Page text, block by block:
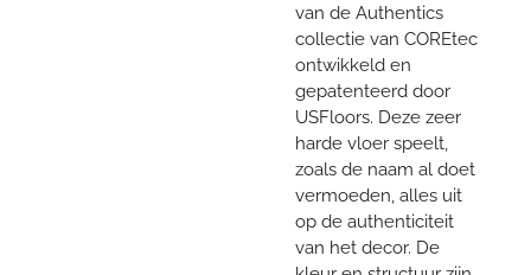
van de Authentics
collectie van COREtec
ontwikkeld en
gepatenteerd door
USFloors. Deze zeer
harde vloer speelt,
zoals de naam al doet
vermoeden, alles uit
op de authenticiteit
van het decor. De